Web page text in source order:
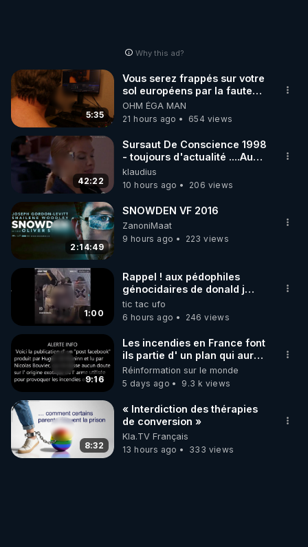
Why this ad?
5:35
Vous serez frappés sur votre
sol européens par la faute
des dirigeants qui s'en
mettent dans le nez
OHM ÉGA MAN
21 hours ago
654 views
42:22
Sursaut De Conscience 1998
- toujours d'actualité ....Au
Dela Du Réel
klaudius
10 hours ago
206 views
2:14:49
SNOWDEN VF 2016
ZanoniMaat
9 hours ago
223 views
1:00
Rappel ! aux pédophiles
génocidaires de donald j
trump et ses supporters
trumpistes 424et 666.
tic tac ufo
6 hours ago
246 views
9:16
Les incendies en France font
ils partie d' un plan qui aurait
débuté le 11 septembre 2001
?
Réinformation sur le monde
5 days ago
9.3 k views
8:32
« Interdiction des thérapies
de conversion »
Kla.TV Français
13 hours ago
333 views